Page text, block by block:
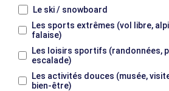
Le ski / snowboard
Les sports extrêmes (vol libre,
falaise)
Les loisirs sportifs (randonnées,
escalade)
Les activités douces (musée,
bien-être)